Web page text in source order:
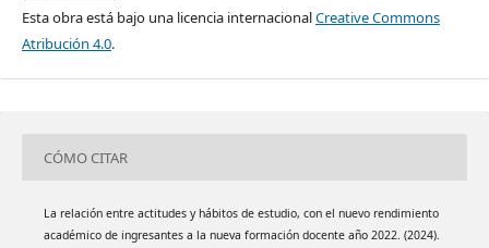
Esta obra está bajo una licencia internacionalCreative Commons
Atribución 4.0.
CÓMO CITAR
La relación entre actitudes y hábitos de estudio, con el nuevo rendimiento
académico de ingresantes a la nueva formación docente año 2022. (2024).